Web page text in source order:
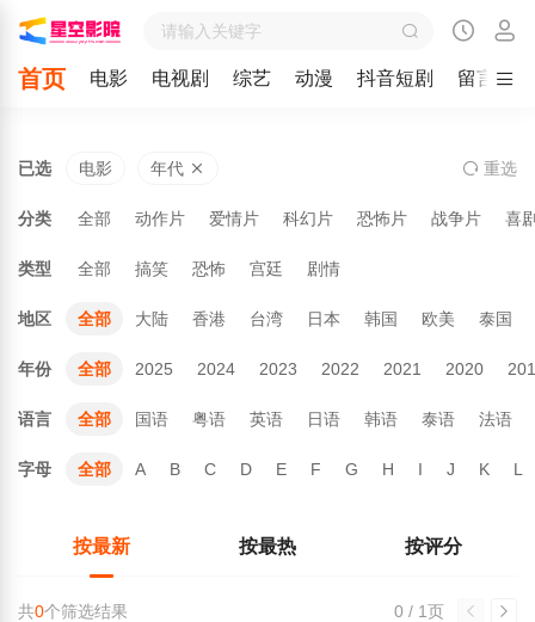
首页 电影 电视剧 综艺 动漫 抖音短剧 留言
已选 电影 年代 重选
分类 全部 动作片 爱情片 科幻片 恐怖片 战争片 喜
类型 全部 搞笑 恐怖 宫廷 剧情
地区 全部 大陆 香港 台湾 日本 韩国 欧美 泰国
年份 全部 2025 2024 2023 2022 2021 2020
语言 全部 国语 粤语 英语 日语 韩语 泰语 法语
字母 全部 A B C D E F G H I J K L
按最新 按最热 按评分
0 / 1页
共0个筛选结果